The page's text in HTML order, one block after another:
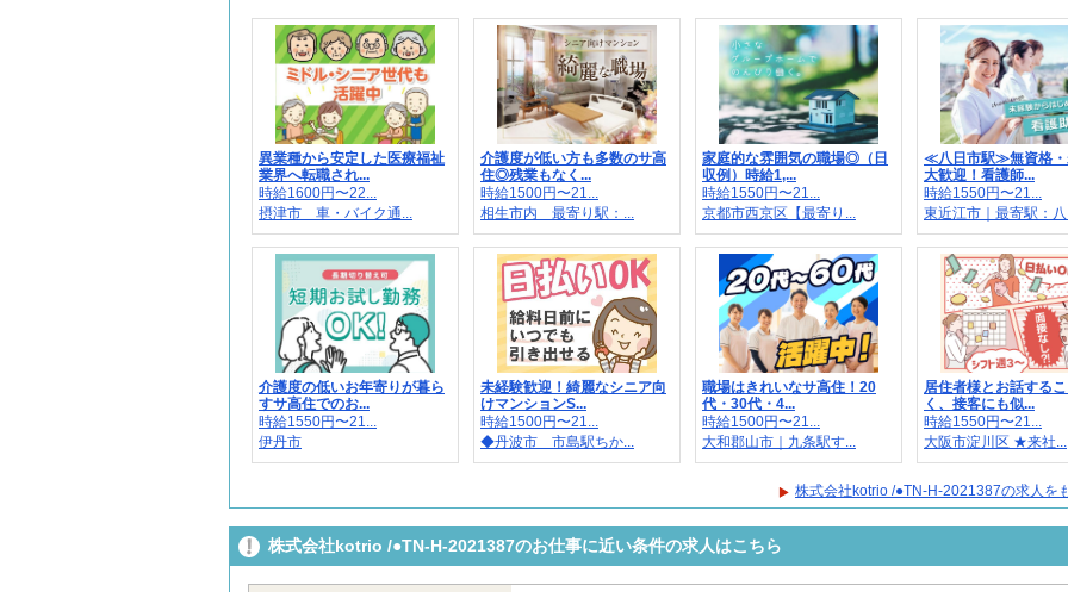
異業種から安定した医療福祉
業界へ転職され...
時給1600円〜22...
摂津市 車・バイク通...
介護度が低い方も多数のサ高
住◎残業もなく...
時給1500円〜21...
相生市内 最寄り駅：...
家庭的な雰囲気の職場◎（日
収例）時給1,...
時給1550円〜21...
京都市西京区【最寄り...
≪八日市駅≫無資格・
大歓迎！看護師...
時給1550円〜21...
東近江市｜最寄駅：
介護度の低いお年寄りが暮ら
すサ高住でのお...
時給1550円〜21...
伊丹市
未経験歓迎！綺麗なシニア向
けマンションS...
時給1500円〜21...
◆丹波市 市島駅ちか...
職場はきれいなサ高住！20
代・30代・4...
時給1500円〜21...
大和郡山市｜九条駅す...
居住者様とお話する
く、接客にも似...
時給1550円〜21...
大阪市淀川区 ★来社...
株式会社kotrio /●TN-H-2021387の求人を
株式会社kotrio /●TN-H-2021387のお仕事に近い条件の求人はこちら